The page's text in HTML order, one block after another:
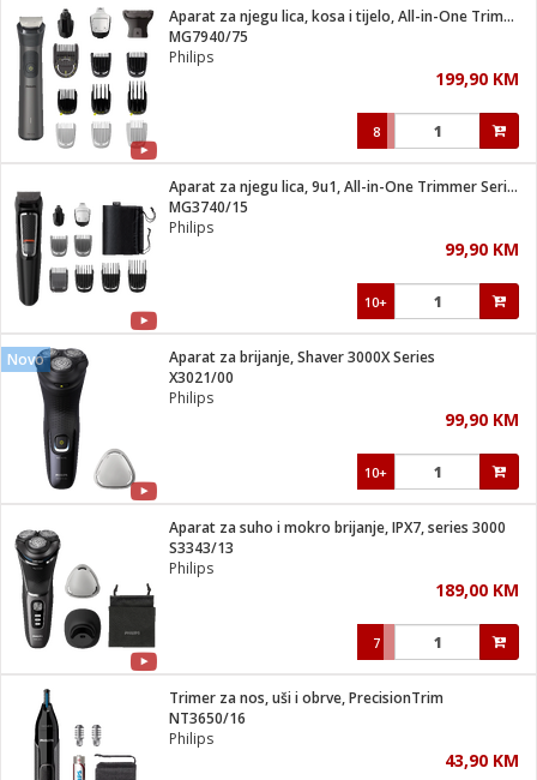
Aparat za njegu lica, kosa i tijelo, All-in-One Trimmer
MG7940/75
Philips
199,90 KM
8
Aparat za njegu lica, 9u1, All-in-One Trimmer Series 3000
MG3740/15
Philips
99,90 KM
10+
Novo
Aparat za brijanje, Shaver 3000X Series
X3021/00
Philips
99,90 KM
10+
Aparat za suho i mokro brijanje, IPX7, series 3000
S3343/13
Philips
189,00 KM
7
Trimer za nos, uši i obrve, PrecisionTrim
NT3650/16
Philips
43,90 KM